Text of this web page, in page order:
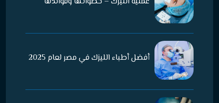
أفضل أطباء الليزك في مصر لعام 2025